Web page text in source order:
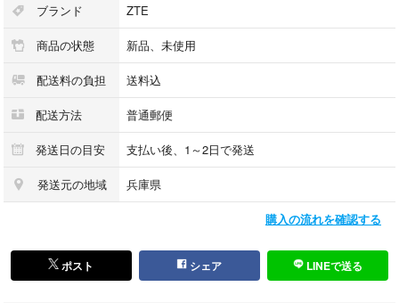
同機種の他販売品はこちらからどうぞ>>>>
#ZTNS5Gヨロシクマン
─────商品の状態─────
─────商品の詳細─────
●スマホ用TPUケース
●素材：ソフトTPU
※TPU（熱可塑性ポリウレタンエラストマー）とは、プラスチックの一種
ブランド ZTE
商品の状態 新品、未使用
配送料の負担 送料込
配送方法 普通郵便
発送日の目安 支払い後、1～2日で発送
発送元の地域 兵庫県
購入の流れを確認する
ポスト シェア LINEで送る